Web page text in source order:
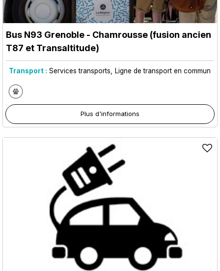
Bus N93 Grenoble - Chamrousse (fusion ancien
T87 et Transaltitude)
Transport : Services transports Ligne de transport en commun
Plus d'informations